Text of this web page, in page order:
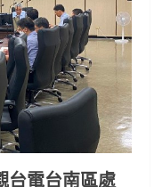
台電台南區處